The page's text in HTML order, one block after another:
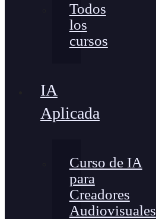
Todos
los
cursos
IA
Aplicada
Curso de IA
para
Creadores
Audiovisuales